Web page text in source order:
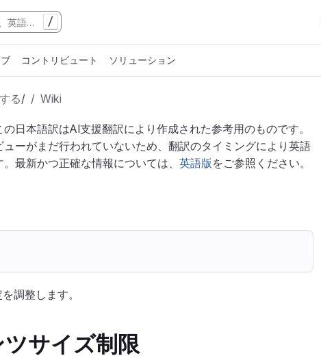
/
コントリビュート ソリューション
る/ Wiki
日本語訳はAI支援翻訳により作成された参考用のものです。
ーがまだ行われていないため、翻訳のタイミングにより英語
最新かつ正確な情報については、 英語版 をご参照ください。
調整します。
サイズ制限